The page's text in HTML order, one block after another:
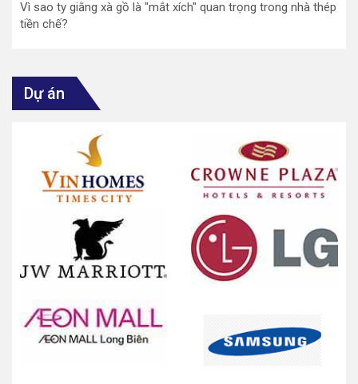
Vì sao ty giằng xà gồ là "mắt xích" quan trọng trong nhà thép
tiền chế?
Dự án